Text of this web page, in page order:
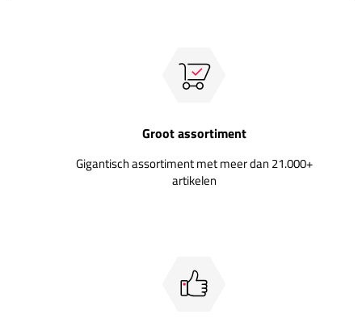
Groot assortiment
Gigantisch assortiment met meer dan 21.000+
artikelen